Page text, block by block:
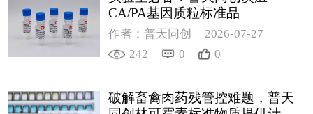
CA/PA基因质粒标准品
作者：普天同创
2026-07-27
242
0 0
破解畜禽肉药残管控难题，普天